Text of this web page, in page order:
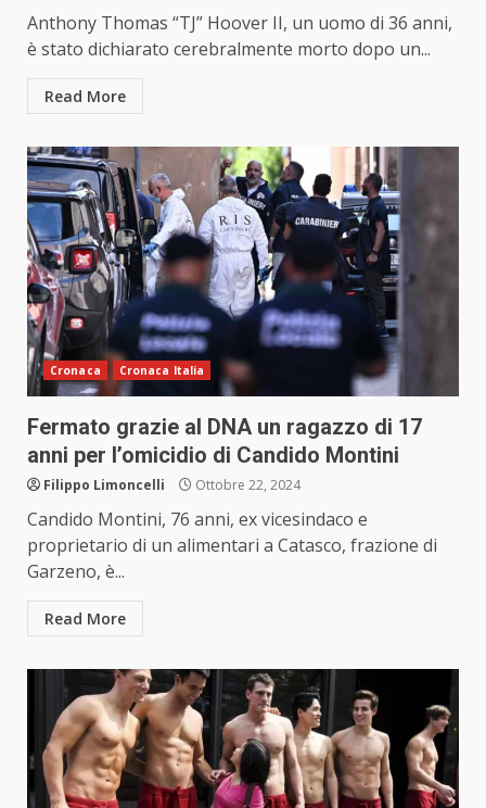
Anthony Thomas “TJ” Hoover II, un uomo di 36 anni,
è stato dichiarato cerebralmente morto dopo un...
Read More
Cronaca Cronaca Italia
Fermato grazie al DNA un ragazzo di 17
anni per l’omicidio di Candido Montini
Filippo Limoncelli Ottobre 22, 2024
Candido Montini, 76 anni, ex vicesindaco e
proprietario di un alimentari a Catasco, frazione di
Garzeno, è...
Read More